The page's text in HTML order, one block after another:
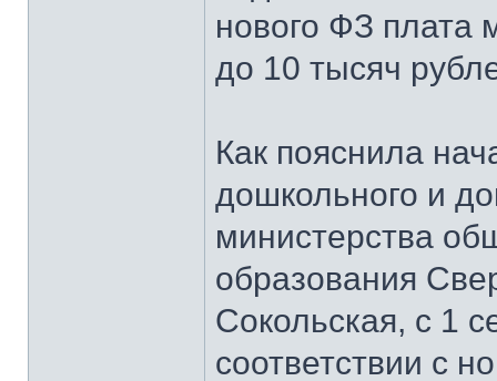
нового ФЗ плата
до 10 тысяч
Как пояснила
дошкольного и
министерства
образования
Сокольская, с 1
соответствии с